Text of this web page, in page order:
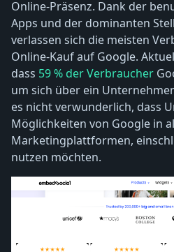
Online-Präsenz. Dank der
Apps und der dominanten
verlassen sich die meisten
Online-Kauf auf Google.
dass 59 % der Verbraucher
um sich über ein
es nicht verwunderlich, dass
Möglichkeiten von Google in
Marketingplattformen,
nutzen möchten.